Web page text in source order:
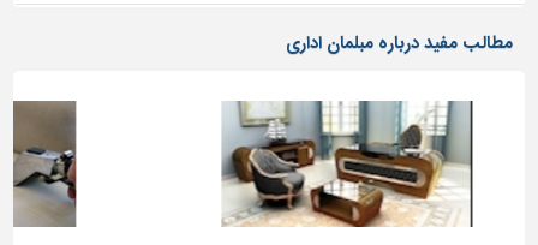
محوطه
سازی
نما
ساخت
و
ساز
مطالب مفید درباره مبلمان اداری